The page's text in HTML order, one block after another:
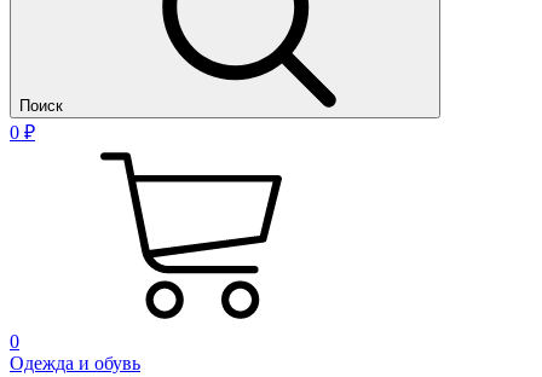
Поиск
0 ₽
0
Одежда и обувь